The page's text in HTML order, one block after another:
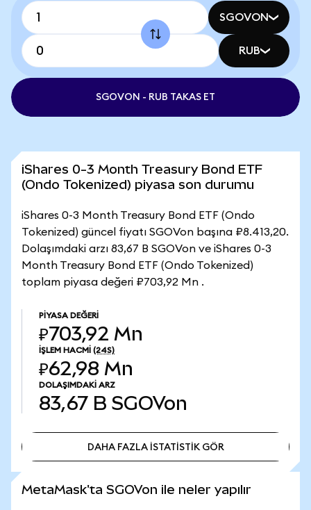
SGOVON
RUB
SGOVON - RUB TAKAS ET
iShares 0-3 Month Treasury Bond ETF
(Ondo Tokenized) piyasa son durumu
iShares 0-3 Month Treasury Bond ETF (Ondo
Tokenized) güncel fiyatı SGOVon başına ₽8.413,20.
Dolaşımdaki arzı 83,67 B SGOVon ve iShares 0-3
Month Treasury Bond ETF (Ondo Tokenized)
toplam piyasa değeri ₽703,92 Mn .
PIYASA DEĞERI
₽703,92 Mn
İŞLEM HACMI (24S)
₽62,98 Mn
DOLAŞIMDAKI ARZ
83,67 B SGOVon
DAHA FAZLA İSTATİSTİK GÖR
MetaMask'ta SGOVon ile neler yapılır